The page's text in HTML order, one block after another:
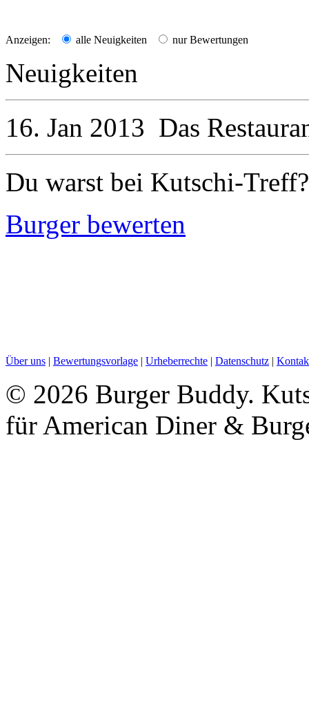
Anzeigen: alle Neuigkeiten nur Bewertungen
Neuigkeiten
16. Jan 2013 Das
Du warst bei Kutschi-Treff?
Burger bewerten
Über uns | Bewertungsvorlage | Urheberrechte | Datenschutz |
© 2026 Burger Buddy.
für American Diner &